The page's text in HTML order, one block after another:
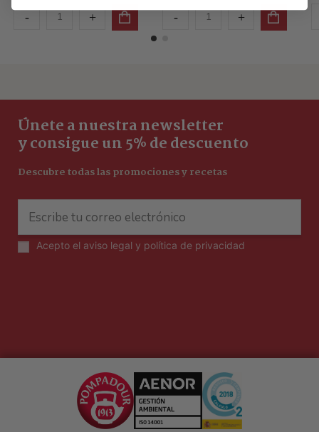
Únete a nuestra newsletter
y consigue un 5% de descuento
Descubre todas las promociones y recetas
Acepto el aviso legal y política de privacidad